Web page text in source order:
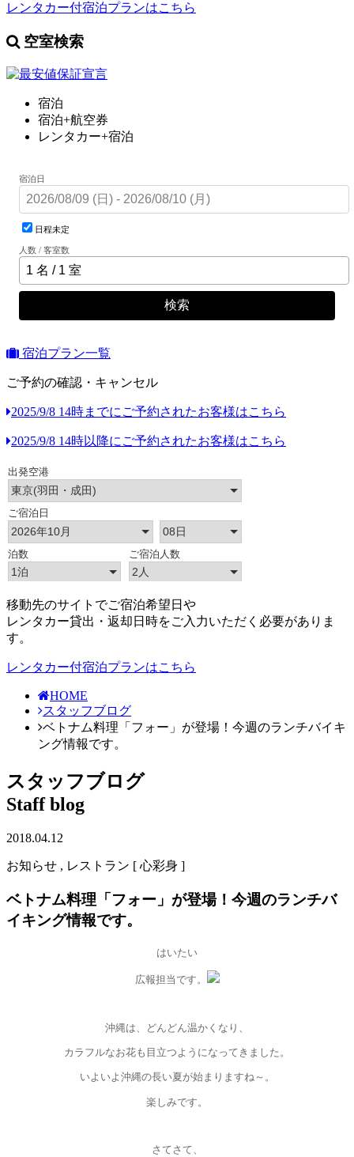
レンタカー付宿泊プランはこちら
空室検索
宿泊
宿泊+航空券
レンタカー+宿泊
宿泊日
日程未定
人数 / 客室数
検索
宿泊プラン一覧
ご予約の確認・キャンセル
2025/9/8 14時までにご予約されたお客様はこちら
2025/9/8 14時以降にご予約されたお客様はこちら
移動先のサイトでご宿泊希望日や
レンタカー貸出・返却日時をご入力いただく必要がありま
す。
レンタカー付宿泊プランはこちら
HOME
スタッフブログ
ベトナム料理「フォー」が登場！今週のランチバイキ
ング情報です。
スタッフブログ
Staff blog
2018.04.12
お知らせ , レストラン [ 心彩身 ]
ベトナム料理「フォー」が登場！今週のランチバ
イキング情報です。
はいたい
広報担当です。
沖縄は、どんどん温かくなり、
カラフルなお花も目立つようになってきました。
いよいよ沖縄の長い夏が始まりますね～。
楽しみです。
さてさて、